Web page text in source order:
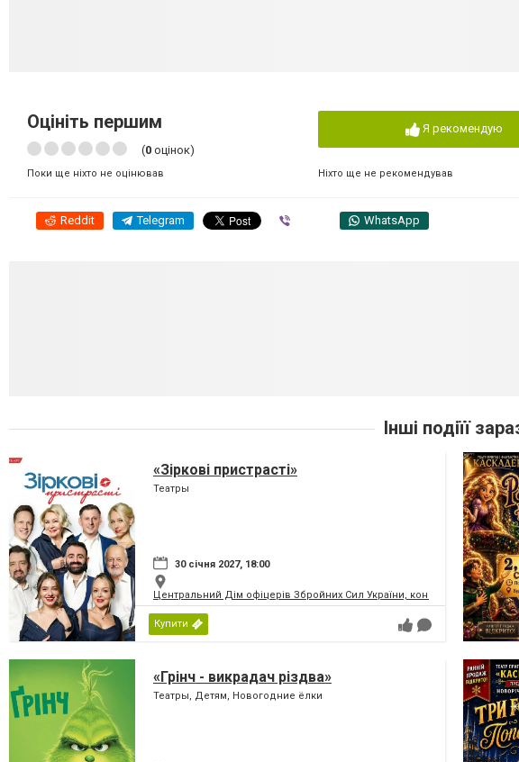
Оцініть першим
(0 оцінок)
Поки ще ніхто не оцінював
Я рекомендую
Ніхто ще не рекомендував
Reddit Telegram WhatsApp
Інші подіїї
«Зіркові пристрасті»
Театры
30 січня 2027, 18:00
Центральний Дім офіцерів Збройних Сил України, концертний зал
Купити
«Грінч - викрадач різдва»
Театры, Детям, Новогодние ёлки